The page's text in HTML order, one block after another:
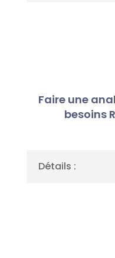
Faire une
besoins
Détails :